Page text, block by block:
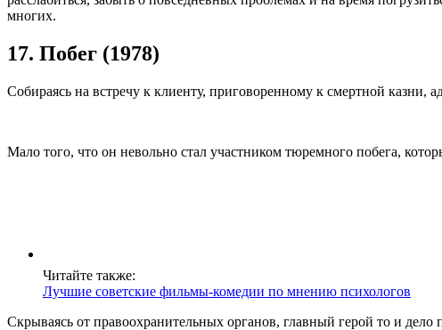
многих.
17. Побег (1978)
Собираясь на встречу к клиенту, приговоренному к смертной казни,
Мало того, что он невольно стал участником тюремного побега,
Читайте также:
Лучшие советские фильмы-комедии по мнению психологов
Скрываясь от правоохранительных органов, главный герой то и